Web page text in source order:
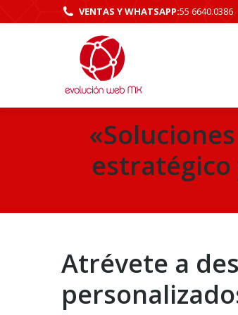
VENTAS Y WHATSAPP:55 6640.0386
estratégico
Atrévete a